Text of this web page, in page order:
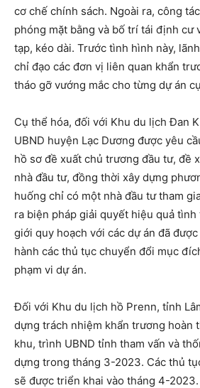
cơ chế chính sách. Ngoài ra, công
phóng mặt bằng và bố trí tái định cư
tạp, kéo dài. Trước tình hình này,
chỉ đạo các đơn vị liên quan khẩn
tháo gỡ vướng mắc cho từng dự án
Cụ thể hóa, đối với Khu du lịch Đan
UBND huyện Lạc Dương được yêu
hồ sơ đề xuất chủ trương đầu tư, đề
nhà đầu tư, đồng thời xây dựng
huống chỉ có một nhà đầu tư tham
ra biện pháp giải quyết hiệu quả
giới quy hoạch với các dự án đã
hành các thủ tục chuyển đổi mục
phạm vi dự án.
Đối với Khu du lịch hồ Prenn, tỉnh
dựng trách nhiệm khẩn trương hoàn
khu, trình UBND tỉnh tham vấn và
dựng trong tháng 3-2023. Các thủ
sẽ được triển khai vào tháng 4-2023.